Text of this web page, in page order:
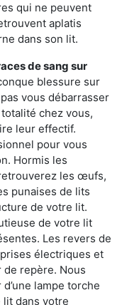
qui ne peuvent
aplatis
dans son lit.
de sang sur
blessure sur
vous débarrasser
chez vous,
leur effectif.
pour vous
Hormis les
les œufs,
punaises de lits
de votre lit.
de votre lit
Les revers de
électriques et
repère. Nous
lampe torche
lit dans votre